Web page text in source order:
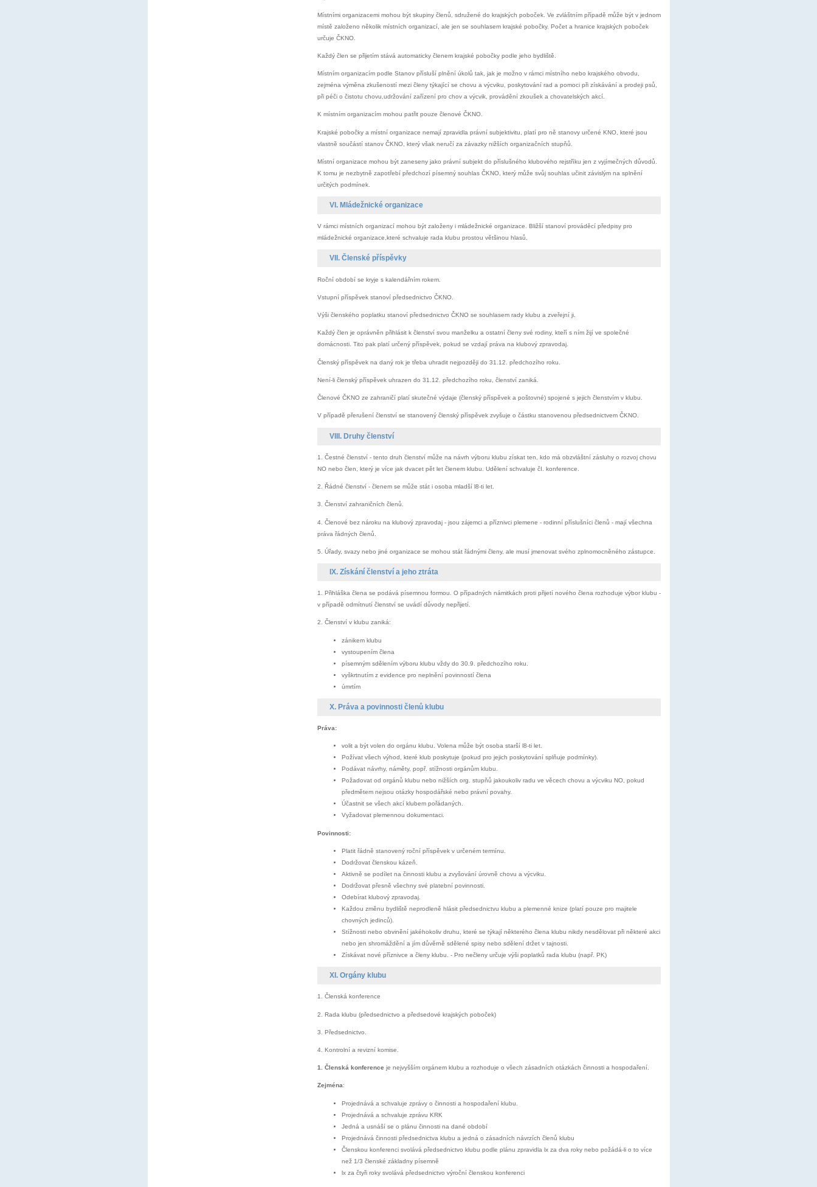
Místními organizacemi mohou být skupiny členů, sdružené do krajských poboček. Ve zvláštním případě může být v jednom
místě založeno několik místních organizací, ale jen se souhlasem krajské pobočky. Počet a hranice krajských poboček
určuje ČKNO.
Každý člen se přijetím stává automaticky členem krajské pobočky podle jeho bydliště.
Místním organizacím podle Stanov přísluší plnění úkolů tak, jak je možno v rámci místního nebo krajského obvodu,
zejména výměna zkušeností mezi členy týkající se chovu a výcviku, poskytování rad a pomoci při získávání a prodeji psů,
při péči o čistotu chovu,udržování zařízení pro chov a výcvik, provádění zkoušek a chovatelských akcí.
K místním organizacím mohou patřit pouze členové ČKNO.
Krajské pobočky a místní organizace nemají zpravidla právní subjektivitu, platí pro ně stanovy určené KNO, které jsou
vlastně součástí stanov ČKNO, který však neručí za závazky nižších organizačních stupňů.
Místní organizace mohou být zaneseny jako právní subjekt do příslušného klubového rejstříku jen z vyjímečných důvodů.
K tomu je nezbytně zapotřebí předchozí písemný souhlas ČKNO, který může svůj souhlas učinit závislým na splnění
určitých podmínek.
VI. Mládežnické organizace
V rámci místních organizací mohou být založeny i mládežnické organizace. Bližší stanoví prováděcí předpisy pro
mládežnické organizace,které schvaluje rada klubu prostou většinou hlasů.
VII. Členské příspěvky
Roční období se kryje s kalendářním rokem.
Vstupní příspěvek stanoví předsednictvo ČKNO.
Výši členského poplatku stanoví předsednictvo ČKNO se souhlasem rady klubu a zveřejní ji.
Každý člen je oprávněn přihlásit k členství svou manželku a ostatní členy své rodiny, kteří s ním žijí ve společné
domácnosti. Tito pak platí určený příspěvek, pokud se vzdají práva na klubový zpravodaj.
Členský příspěvek na daný rok je třeba uhradit nejpozději do 31.12. předchozího roku.
Není-li členský příspěvek uhrazen do 31.12. předchozího roku, členství zaniká.
Členové ČKNO ze zahraničí platí skutečné výdaje (členský příspěvek a poštovné) spojené s jejich členstvím v klubu.
V případě přerušení členství se stanovený členský příspěvek zvyšuje o částku stanovenou předsednictvem ČKNO.
VIII. Druhy členství
1. Čestné členství - tento druh členství může na návrh výboru klubu získat ten, kdo má obzvláštní zásluhy o rozvoj chovu
NO nebo člen, který je více jak dvacet pět let členem klubu. Udělení schvaluje čI. konference.
2. Řádné členství - členem se může stát i osoba mladší l8-ti let.
3. Členství zahraničních členů.
4. Členové bez nároku na klubový zpravodaj - jsou zájemci a příznivci plemene - rodinní příslušníci členů - mají všechna
práva řádných členů.
5. Úřady, svazy nebo jiné organizace se mohou stát řádnými členy, ale musí jmenovat svého zplnomocněného zástupce.
IX. Získání členství a jeho ztráta
1. Přihláška člena se podává písemnou formou. O případných námitkách proti přijetí nového člena rozhoduje výbor klubu -
v případě odmítnutí členství se uvádí důvody nepřijetí.
2. Členství v klubu zaniká:
zánikem klubu
vystoupením člena
písemným sdělením výboru klubu vždy do 30.9. předchozího roku.
vyškrtnutím z evidence pro neplnění povinností člena
úmrtím
X. Práva a povinnosti členů klubu
Práva:
volit a být volen do orgánu klubu. Volena může být osoba starší l8-ti let.
Požívat všech výhod, které klub poskytuje (pokud pro jejich poskytování splňuje podmínky).
Podávat návrhy, náměty, popř. stížnosti orgánům klubu.
Požadovat od orgánů klubu nebo nižších org. stupňů jakoukoliv radu ve věcech chovu a výcviku NO, pokud
předmětem nejsou otázky hospodářské nebo právní povahy.
Účastnit se všech akcí klubem pořádaných.
Vyžadovat plemennou dokumentaci.
Povinnosti:
Platit řádně stanovený roční příspěvek v určeném termínu.
Dodržovat členskou kázeň.
Aktivně se podílet na činnosti klubu a zvyšování úrovně chovu a výcviku.
Dodržovat přesně všechny své platební povinnosti.
Odebírat klubový zpravodaj.
Každou změnu bydliště neprodleně hlásit předsednictvu klubu a plemenné knize (platí pouze pro majitele
chovných jedinců).
Stížnosti nebo obvinění jakéhokoliv druhu, které se týkají některého člena klubu nikdy nesdělovat při některé akci
nebo jen shromáždění a jím důvěrně sdělené spisy nebo sdělení držet v tajnosti.
Získávat nové příznivce a členy klubu. - Pro nečleny určuje výši poplatků rada klubu (např. PK)
XI. Orgány klubu
1. Členská konference
2. Rada klubu (předsednictvo a předsedové krajských poboček)
3. Předsednictvo.
4. Kontrolní a revizní komise.
1. Členská konference je nejvyšším orgánem klubu a rozhoduje o všech zásadních otázkách činnosti a hospodaření.
Zejména:
Projednává a schvaluje zprávy o činnosti a hospodaření klubu.
Projednává a schvaluje zprávu KRK
Jedná a usnáší se o plánu činnosti na dané období
Projednává činnosti předsednictva klubu a jedná o zásadních návrzích členů klubu
Členskou konferenci svolává předsednictvo klubu podle plánu zpravidla lx za dva roky nebo požádá-li o to více
než 1/3 členské základny písemně
lx za čtyři roky svolává předsednictvo výroční členskou konferenci